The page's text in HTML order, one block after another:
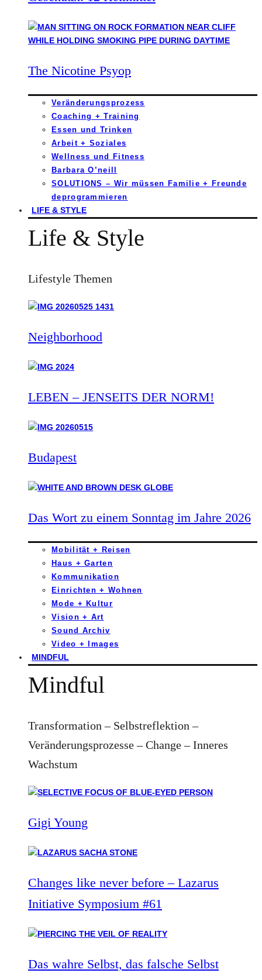
The Nicotine Psyop
Veränderungsprozess
Coaching + Training
Essen und Trinken
Arbeit + Soziales
Wellness und Fitness
Barbara O’neill
SOLUTIONS – Wir müssen Familie + Freunde
deprogrammieren
LIFE & STYLE
Life & Style
Lifestyle Themen
Neighborhood
LEBEN – JENSEITS DER NORM!
Budapest
Das Wort zu einem Sonntag im Jahre 2026
Mobilität + Reisen
Haus + Garten
Kommunikation
Einrichten + Wohnen
Mode + Kultur
Vision + Art
Sound Archiv
Video + Images
MINDFUL
Mindful
Transformation – Selbstreflektion –
Veränderungsprozesse – Change – Inneres
Wachstum
Gigi Young
Changes like never before – Lazarus
Initiative Symposium #61
Das wahre Selbst, das falsche Selbst